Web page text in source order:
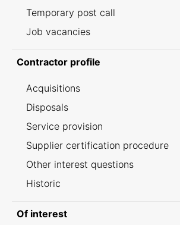
Temporary post call
Job vacancies
Contractor profile
Acquisitions
Disposals
Service provision
Supplier certification procedure
Other interest questions
Historic
Of interest